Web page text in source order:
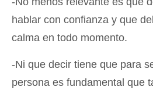
hablar con confianza y que
calma en todo momento.
-Ni que decir tiene que para
persona es fundamental que